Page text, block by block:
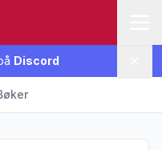
Discord